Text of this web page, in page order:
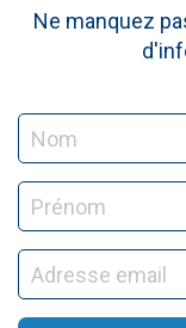
Ne manquez